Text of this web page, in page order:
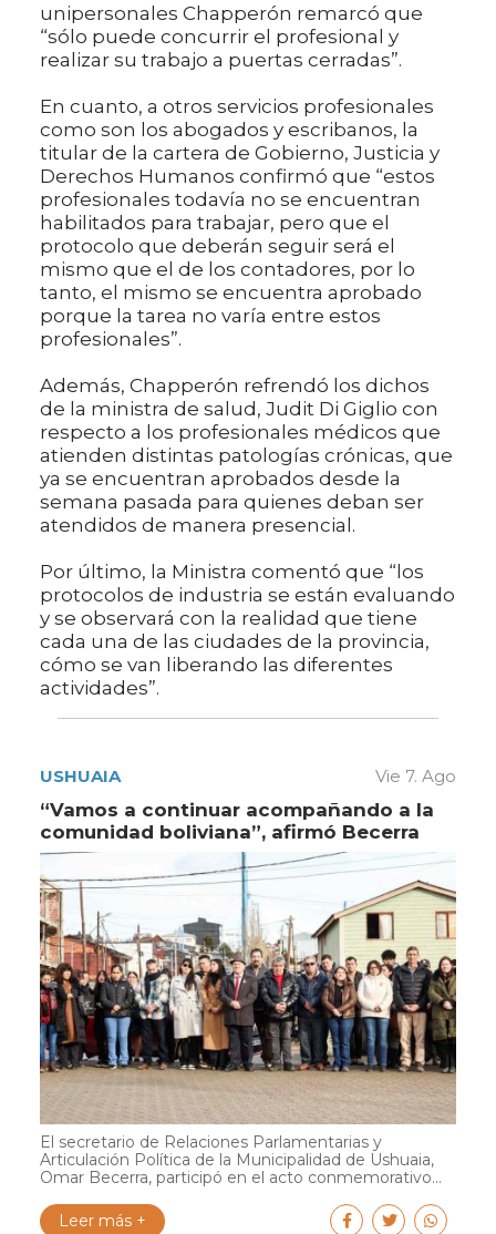
unipersonales Chapperón remarcó que
“sólo puede concurrir el profesional y
realizar su trabajo a puertas cerradas”.
En cuanto, a otros servicios profesionales
como son los abogados y escribanos, la
titular de la cartera de Gobierno, Justicia y
Derechos Humanos confirmó que “estos
profesionales todavía no se encuentran
habilitados para trabajar, pero que el
protocolo que deberán seguir será el
mismo que el de los contadores, por lo
tanto, el mismo se encuentra aprobado
porque la tarea no varía entre estos
profesionales”.
Además, Chapperón refrendó los dichos
de la ministra de salud, Judit Di Giglio con
respecto a los profesionales médicos que
atienden distintas patologías crónicas, que
ya se encuentran aprobados desde la
semana pasada para quienes deban ser
atendidos de manera presencial.
Por último, la Ministra comentó que “los
protocolos de industria se están evaluando
y se observará con la realidad que tiene
cada una de las ciudades de la provincia,
cómo se van liberando las diferentes
actividades”.
USHUAIA Vie 7. Ago
“Vamos a continuar acompañando a la
comunidad boliviana”, afirmó Becerra
El secretario de Relaciones Parlamentarias y
Articulación Política de la Municipalidad de Ushuaia,
Omar Becerra, participó en el acto conmemorativo...
Leer más +